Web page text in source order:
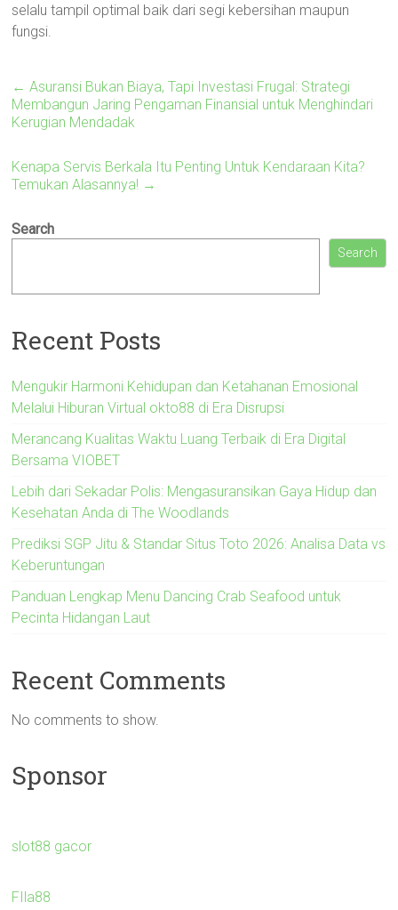
selalu tampil optimal baik dari segi kebersihan maupun
fungsi.
← Asuransi Bukan Biaya, Tapi Investasi Frugal: Strategi
Membangun Jaring Pengaman Finansial untuk Menghindari
Kerugian Mendadak
Kenapa Servis Berkala Itu Penting Untuk Kendaraan Kita?
Temukan Alasannya! →
Search
Search
Recent Posts
Mengukir Harmoni Kehidupan dan Ketahanan Emosional
Melalui Hiburan Virtual okto88 di Era Disrupsi
Merancang Kualitas Waktu Luang Terbaik di Era Digital
Bersama VIOBET
Lebih dari Sekadar Polis: Mengasuransikan Gaya Hidup dan
Kesehatan Anda di The Woodlands
Prediksi SGP Jitu & Standar Situs Toto 2026: Analisa Data vs
Keberuntungan
Panduan Lengkap Menu Dancing Crab Seafood untuk
Pecinta Hidangan Laut
Recent Comments
No comments to show.
Sponsor
slot88 gacor
FIla88